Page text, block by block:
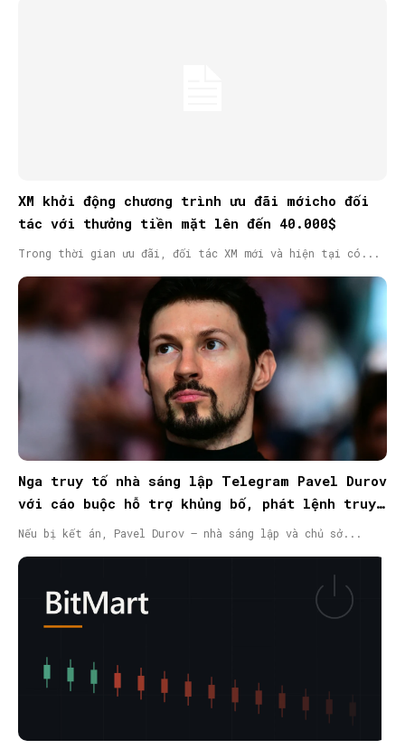
XM khởi động chương trình ưu đãi mớicho đối
tác với thưởng tiền mặt lên đến 40.000$
Trong thời gian ưu đãi, đối tác XM mới và hiện tại có...
Nga truy tố nhà sáng lập Telegram Pavel Durov
với cáo buộc hỗ trợ khủng bố, phát lệnh truy
nã quốc tế
Nếu bị kết án, Pavel Durov – nhà sáng lập và chủ sở...